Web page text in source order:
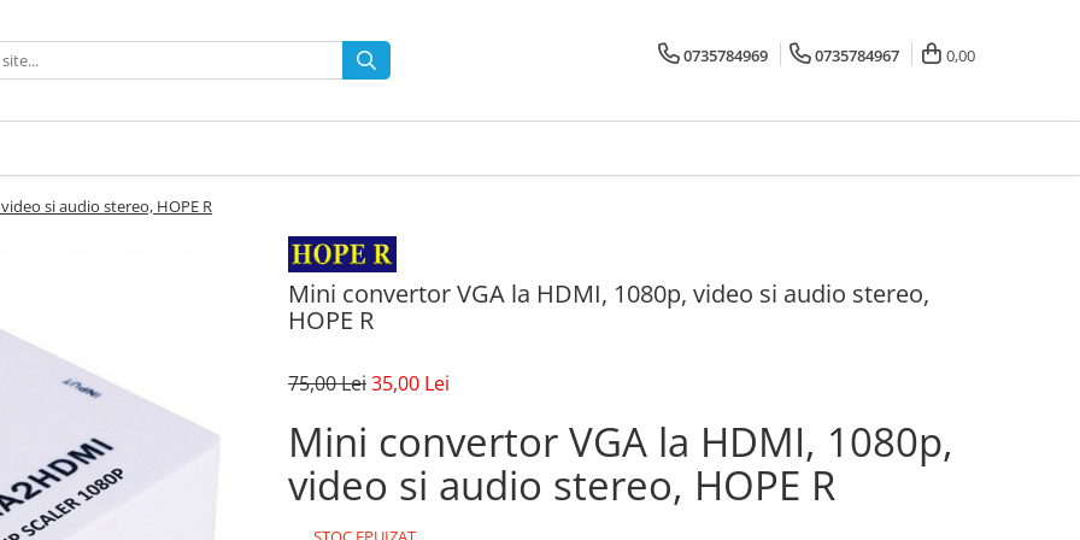
0735784969 0735784967 0,00
si audio stereo, HOPE R
Mini convertor VGA la HDMI, 1080p, video si audio stereo,
HOPE R
75,00 Lei35,00 Lei
Mini convertor VGA la HDMI, 1080p,
video si audio stereo, HOPE R